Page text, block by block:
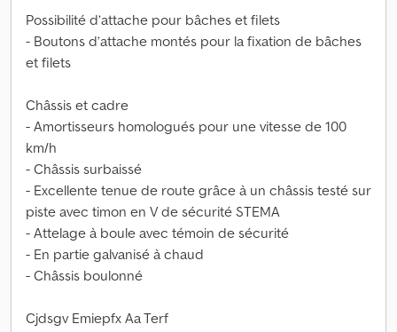
Possibilité d’attache pour bâches et filets
- Boutons d’attache montés pour la fixation de bâches
et filets
Châssis et cadre
- Amortisseurs homologués pour une vitesse de 100
km/h
- Châssis surbaissé
- Excellente tenue de route grâce à un châssis testé sur
piste avec timon en V de sécurité STEMA
- Attelage à boule avec témoin de sécurité
- En partie galvanisé à chaud
- Châssis boulonné
Cjdsgv Emiepfx Aa Terf